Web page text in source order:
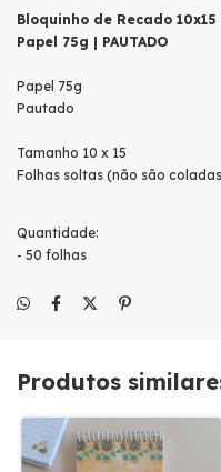
Bloquinho de Recado 10x15
Papel 75g | PAUTADO
Papel 75g
Pautado
Tamanho 10 x 15
Folhas soltas (não são
Quantidade:
- 50 folhas
Produtos